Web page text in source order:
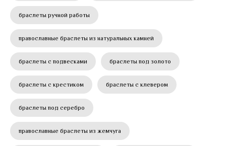
браслеты ручной работы
православные браслеты из натуральных камней
браслеты с подвесками браслеты под золото
браслеты с крестиком браслеты с клевером
браслеты под серебро
православные браслеты из жемчуга